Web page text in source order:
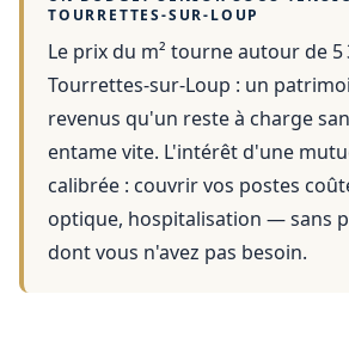
TOURRETTES-SUR-LOUP
Le prix du m² tourne autour de 5
Tourrettes-sur-Loup : un
revenus qu'un reste à charge
entame vite. L'intérêt d'une
calibrée : couvrir vos postes
optique, hospitalisation — sans
dont vous n'avez pas besoin.